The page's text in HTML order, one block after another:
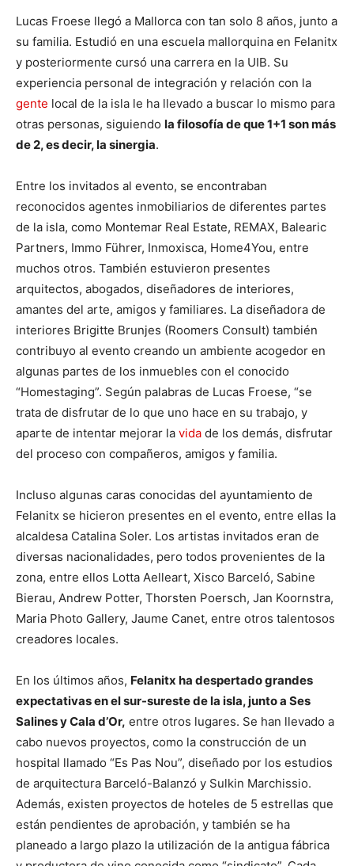
Lucas Froese llegó a Mallorca con tan solo 8 años, junto a
su familia. Estudió en una escuela mallorquina en Felanitx
y posteriormente cursó una carrera en la UIB. Su
experiencia personal de integración y relación con la
gente local de la isla le ha llevado a buscar lo mismo para
otras personas, siguiendo la filosofía de que 1+1 son más
de 2, es decir, la sinergia.
Entre los invitados al evento, se encontraban
reconocidos agentes inmobiliarios de diferentes partes
de la isla, como Montemar Real Estate, REMAX, Balearic
Partners, Immo Führer, Inmoxisca, Home4You, entre
muchos otros. También estuvieron presentes
arquitectos, abogados, diseñadores de interiores,
amantes del arte, amigos y familiares. La diseñadora de
interiores Brigitte Brunjes (Roomers Consult) también
contribuyo al evento creando un ambiente acogedor en
algunas partes de los inmuebles con el conocido
“Homestaging”. Según palabras de Lucas Froese, “se
trata de disfrutar de lo que uno hace en su trabajo, y
aparte de intentar mejorar la vida de los demás, disfrutar
del proceso con compañeros, amigos y familia.
Incluso algunas caras conocidas del ayuntamiento de
Felanitx se hicieron presentes en el evento, entre ellas la
alcaldesa Catalina Soler. Los artistas invitados eran de
diversas nacionalidades, pero todos provenientes de la
zona, entre ellos Lotta Aelleart, Xisco Barceló, Sabine
Bierau, Andrew Potter, Thorsten Poersch, Jan Koornstra,
Maria Photo Gallery, Jaume Canet, entre otros talentosos
creadores locales.
En los últimos años, Felanitx ha despertado grandes
expectativas en el sur-sureste de la isla, junto a Ses
Salines y Cala d’Or, entre otros lugares. Se han llevado a
cabo nuevos proyectos, como la construcción de un
hospital llamado “Es Pas Nou”, diseñado por los estudios
de arquitectura Barceló-Balanzó y Sulkin Marchissio.
Además, existen proyectos de hoteles de 5 estrellas que
están pendientes de aprobación, y también se ha
planeado a largo plazo la utilización de la antigua fábrica